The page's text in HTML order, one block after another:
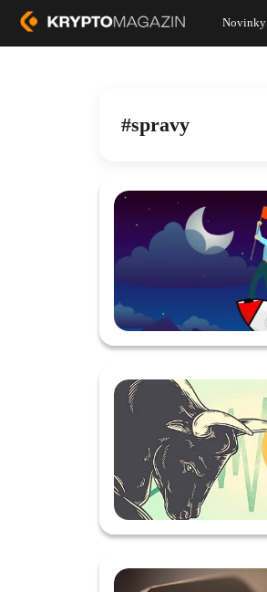
Novinky
spravy